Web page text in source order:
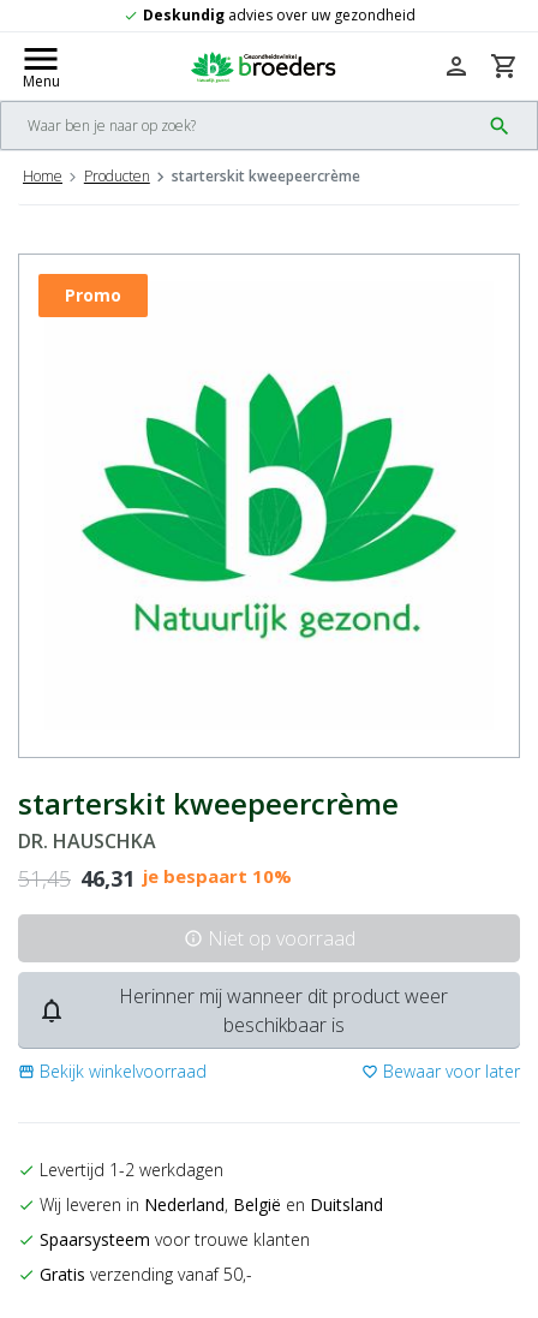
check Deskundigadvies over uw gezondheid
menu
Menu
search
person shopping_cart
Home Producten starterskit kweepeercrème
Promo
starterskit kweepeercrème
DR. HAUSCHKA
51,45 46,31 je bespaart 10%
info Niet op voorraad
notifications_none
Herinner mij wanneer dit product weer
beschikbaar is
storefront Bekijk winkelvoorraad favorite_border Bewaar voor later
check Levertijd 1-2 werkdagen
check Wij leveren in Nederland, België en Duitsland
check Spaarsysteem voor trouwe klanten
check Gratis verzending vanaf 50,-